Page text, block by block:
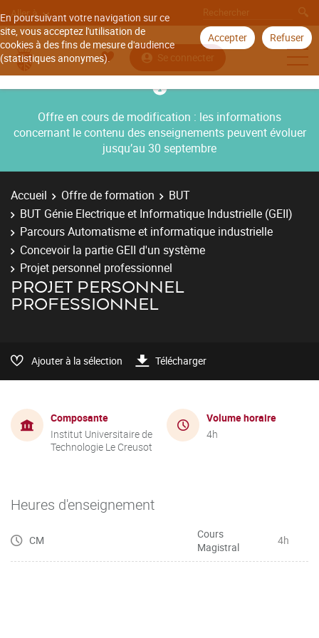
En poursuivant votre navigation sur ce
site, vous acceptez l'utilisation de
cookies à des fins de mesure d'audience
(statistiques anonymes).
Accepter Refuser
Aller à
Se connecter
Offre en cours de modification : les informations
concernant le contenu des enseignements peuvent évoluer
jusqu’au 30 septembre
Accueil Offre de formation
BUT
BUT Génie Electrique et Informatique Industrielle (GEII)
Parcours Automatisme et informatique industrielle
Concevoir la partie GEII d'un système
Projet personnel professionnel
PROJET PERSONNEL
PROFESSIONNEL
Ajouter à la sélection Télécharger
Composante
Institut Universitaire de
Technologie Le Creusot
Volume horaire
4h
Heures d'enseignement
CM
Cours
Magistral
4h